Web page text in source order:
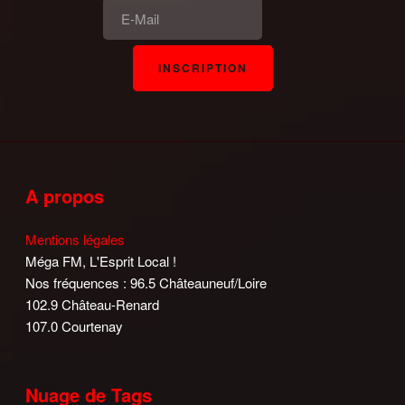
A propos
Mentions légales
Méga FM, L'Esprit Local !
Nos fréquences : 96.5 Châteauneuf/Loire
102.9 Château-Renard
107.0 Courtenay
Nuage de Tags